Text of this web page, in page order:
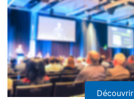
Découvrir